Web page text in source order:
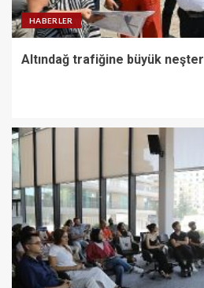
HABERLER
Altındağ trafiğine büyük neşter